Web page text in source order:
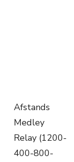
Afstands
Medley
Relay (1200-
400-800-